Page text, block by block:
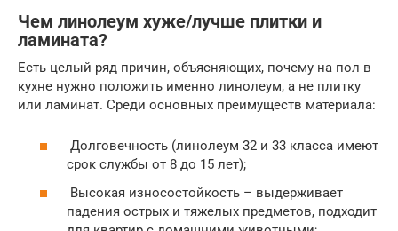
Чем линолеум хуже/лучше плитки и
ламината?
Есть целый ряд причин, объясняющих, почему на пол в
кухне нужно положить именно линолеум, а не плитку
или ламинат. Среди основных преимуществ материала:
Долговечность (линолеум 32 и 33 класса имеют
срок службы от 8 до 15 лет);
Высокая износостойкость – выдерживает
падения острых и тяжелых предметов, подходит